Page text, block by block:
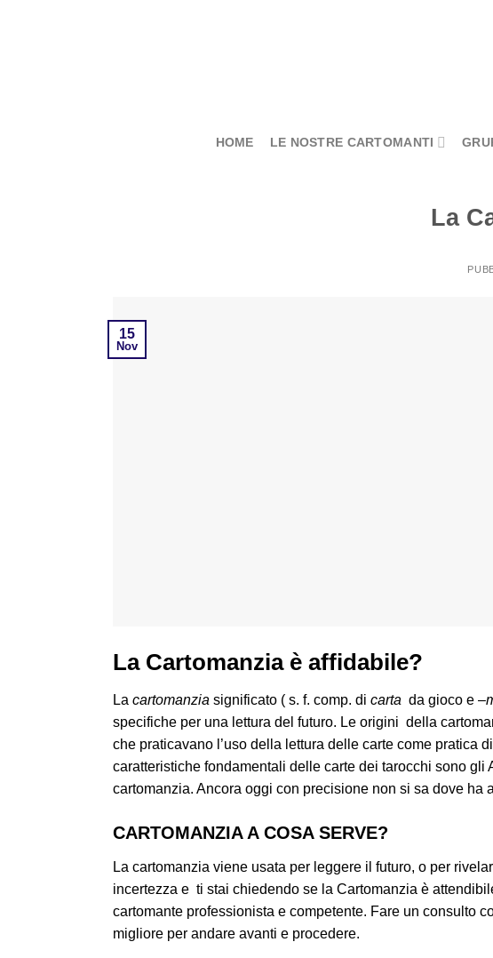
HOME LE NOSTRE CARTOMANTI
La
15
Nov
La Cartomanzia è affidabile?
La cartomanzia significato ( s. f. comp. di carta da gioco e –
specifiche per una lettura del futuro. Le origini della
che praticavano l’uso della lettura delle carte come
caratteristiche fondamentali delle carte dei tarocchi sono gli
cartomanzia. Ancora oggi con precisione non si sa dove ha
CARTOMANZIA A COSA SERVE?
La cartomanzia viene usata per leggere il futuro, o per
incertezza e ti stai chiedendo se la Cartomanzia è
cartomante professionista e competente. Fare un consulto
migliore per andare avanti e procedere.